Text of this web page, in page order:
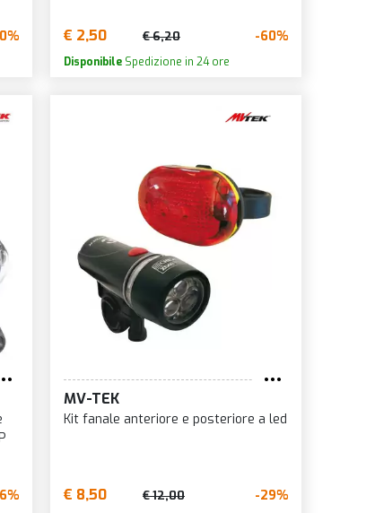
€ 2,50 € 6,20 -60%
DisponibileSpedizione in 24 ore
MV-TEK
Kit fanale anteriore e posteriore a led
€ 8,50 € 12,00 -29%